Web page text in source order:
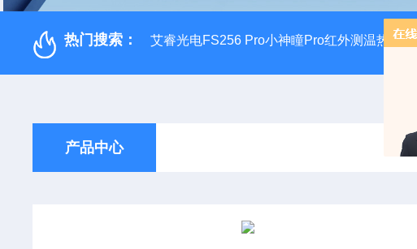
热门搜索： 艾睿光电FS256 Pro小神瞳Pro红外测温热像仪
产品中心